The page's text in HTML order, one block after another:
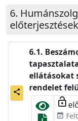
előterjesztések
share
ellátásokat
rendelet
lock_open
event_available